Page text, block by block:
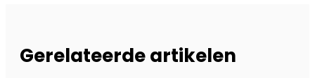
Gerelateerde artikelen